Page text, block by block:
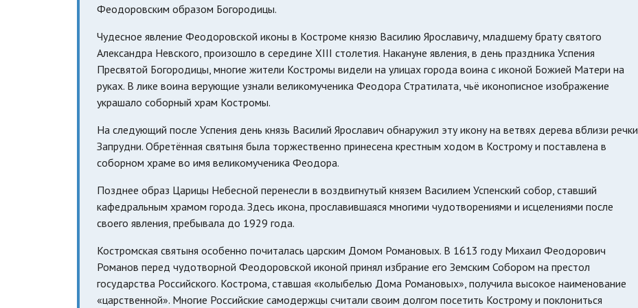
Феодоровским образом Богородицы.
Чудесное явление Феодоровской иконы в Костроме князю Василию Ярославичу, младшему брату святого
Александра Невского, произошло в середине XIII столетия. Накануне явления, в день праздника Успения
Пресвятой Богородицы, многие жители Костромы видели на улицах города воина с иконой Божией Матери на
руках. В лике воина верующие узнали великомученика Феодора Стратилата, чьё иконописное изображение
украшало соборный храм Костромы.
На следующий после Успения день князь Василий Ярославич обнаружил эту икону на ветвях дерева вблизи речки
Запрудни. Обретённая святыня была торжественно принесена крестным ходом в Кострому и поставлена в
соборном храме во имя великомученика Феодора.
Позднее образ Царицы Небесной перенесли в воздвигнутый князем Василием Успенский собор, ставший
кафедральным храмом города. Здесь икона, прославившаяся многими чудотворениями и исцелениями после
своего явления, пребывала до 1929 года.
Костромская святыня особенно почиталась царским Домом Романовых. В 1613 году Михаил Феодорович
Романов перед чудотворной Феодоровской иконой принял избрание его Земским Собором на престол
государства Российского. Кострома, ставшая «колыбелью Дома Романовых», получила высокое наименование
«царственной». Многие Российские самодержцы считали своим долгом посетить Кострому и поклониться